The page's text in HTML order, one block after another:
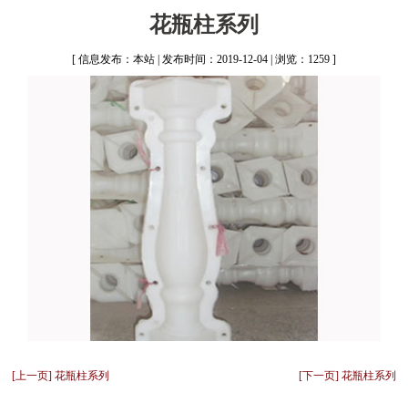
花瓶柱系列
[ 信息发布：本站 | 发布时间：2019-12-04 | 浏览：1259 ]
[上一页] 花瓶柱系列 [下一页] 花瓶柱系列